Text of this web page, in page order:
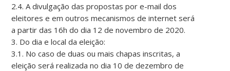
2.4. A divulgação das propostas por e-mail dos
eleitores e em outros mecanismos de internet será
a partir das 16h do dia 12 de novembro de 2020.
3. Do dia e local da eleição:
3.1. No caso de duas ou mais chapas inscritas, a
eleição será realizada no dia 10 de dezembro de